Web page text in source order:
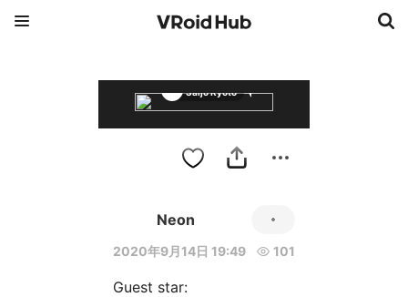
Saijo Ryoto
Neon
2020年9月14日 19:49 101